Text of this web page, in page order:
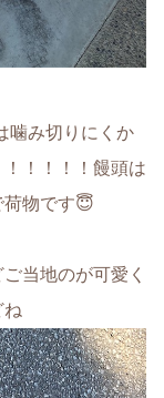
噛み切りにくか
！！！！饅頭は
物です😇
当地のが可愛く
ね